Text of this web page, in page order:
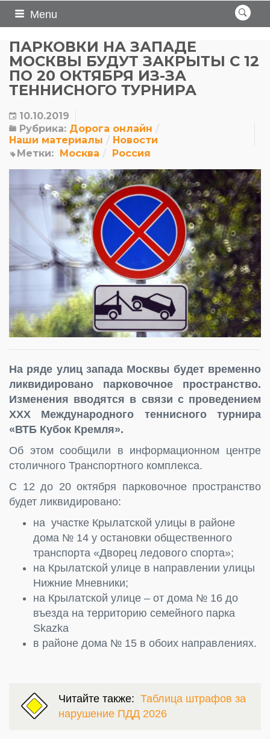
Menu
ПАРКОВКИ НА ЗАПАДЕ
МОСКВЫ БУДУТ ЗАКРЫТЫ С 12
ПО 20 ОКТЯБРЯ ИЗ-ЗА
ТЕННИСНОГО ТУРНИРА
10.10.2019
Рубрика: Дорога онлайн
Наши материалы
Новости
Метки: Москва Россия
На ряде улиц запада Москвы будет временно
ликвидировано парковочное пространство.
Изменения вводятся в связи с проведением
XXX Международного теннисного турнира
«ВТБ Кубок Кремля».
Об этом сообщили в информационном центре
столичного Транспортного комплекса.
С 12 до 20 октября парковочное пространство
будет ликвидировано:
на участке Крылатской улицы в районе
дома № 14 у остановки общественного
транспорта «Дворец ледового спорта»;
на Крылатской улице в направлении улицы
Нижние Мневники;
на Крылатской улице – от дома № 16 до
въезда на территорию семейного парка
Skazka
в районе дома № 15 в обоих направлениях.
Читайте также: Таблица штрафов за
нарушение ПДД 2026